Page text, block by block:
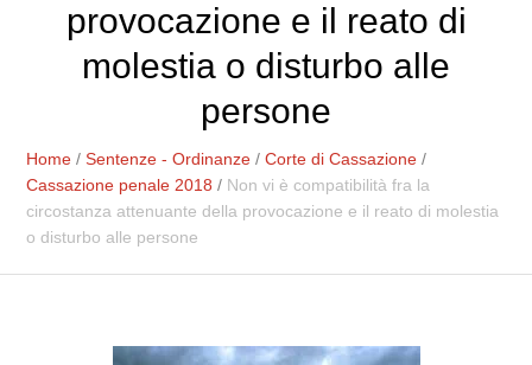
provocazione e il reato di
molestia o disturbo alle
persone
Home /Sentenze - Ordinanze /Corte di Cassazione /
Cassazione penale 2018 / Non vi è compatibilità fra la
circostanza attenuante della provocazione e il reato di molestia
o disturbo alle persone